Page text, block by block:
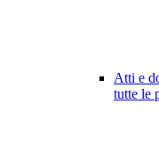
Atti e
tutte le